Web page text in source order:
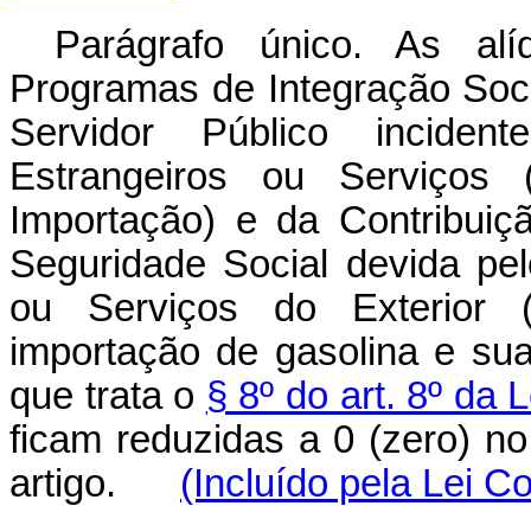
Parágrafo único. As
Programas de Integração
Servidor Público
Estrangeiros ou Serviços
Importação) e da
Seguridade Social devida
ou Serviços do Exterior
importação de gasolina e
que trata o § 8º do art. 8º da
ficam reduzidas a 0 (zero)
artigo.
(Incluído pela Lei